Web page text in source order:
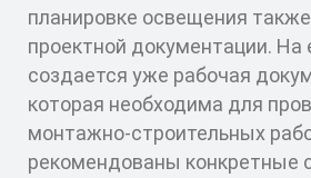
планировке освещения
проектной документации. На
создается уже рабочая
которая необходима для
монтажно-строительных
рекомендованы конкретные